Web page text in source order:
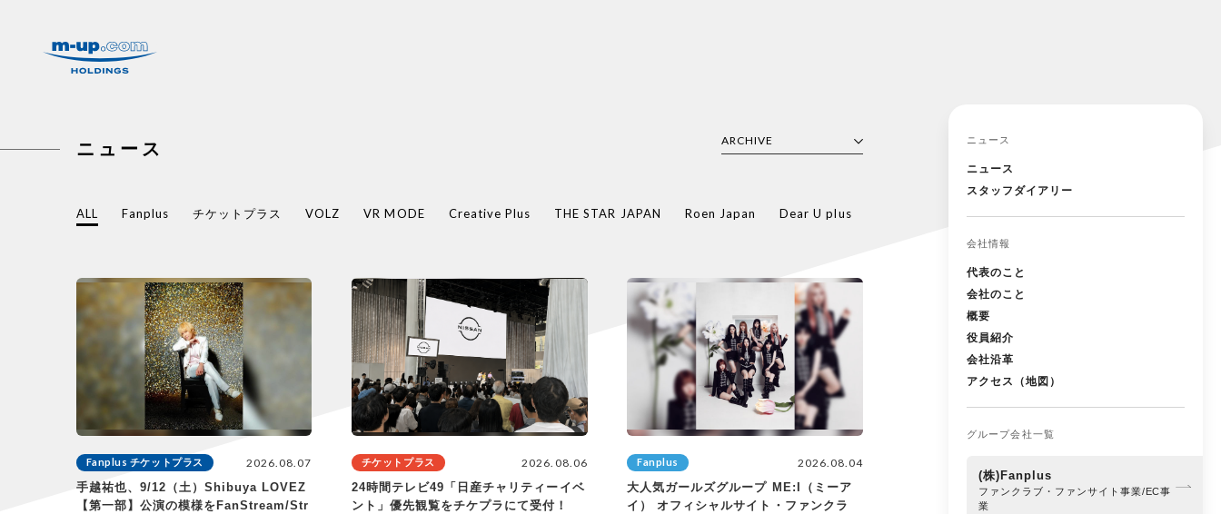
ニュース
ALL Fanplus チケットプラス VOLZ VR MODE Creative Plus THE STAR JAPAN Roen Japan Dear U plus
Fanplus チケットプラス
2026.08.07
手越祐也、9/12（土）Shibuya LOVEZ
【第一部】公演の模様をFanStream/Str
チケットプラス
2026.08.06
24時間テレビ49「日産チャリティーイベ
ント」優先観覧をチケプラにて受付！
Fanplus
2026.08.04
大人気ガールズグループ ME:I（ミーア
イ） オフィシャルサイト・ファンクラ
ARCHIVE ニュース
ニュース
スタッフダイアリー
会社情報
代表のこと
会社のこと
概要
役員紹介
会社沿革
アクセス（地図）
グループ会社一覧
(株)Fanplus
ファンクラブ・ファンサイト事業/EC事
業